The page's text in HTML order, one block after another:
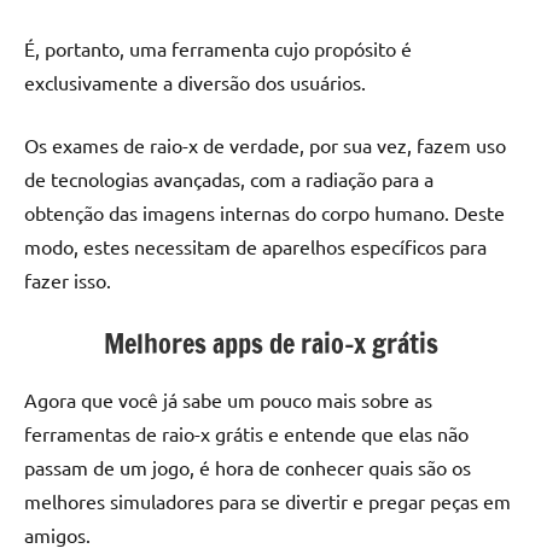
É, portanto, uma ferramenta cujo propósito é
exclusivamente a diversão dos usuários.
Os exames de raio-x de verdade, por sua vez, fazem uso
de tecnologias avançadas, com a radiação para a
obtenção das imagens internas do corpo humano. Deste
modo, estes necessitam de aparelhos específicos para
fazer isso.
Melhores apps de raio-x grátis
Agora que você já sabe um pouco mais sobre as
ferramentas de raio-x grátis e entende que elas não
passam de um jogo, é hora de conhecer quais são os
melhores simuladores para se divertir e pregar peças em
amigos.